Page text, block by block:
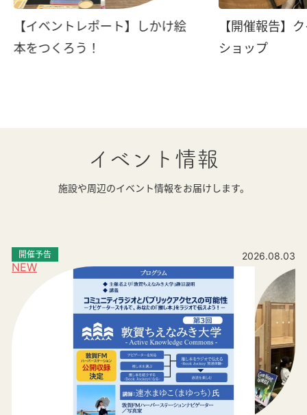
【イベントレポート】しかけ絵
本をつくろう！
【開催報告】
ショップ
イベント情報
施設や周辺のイベント情報をお届けします。
NEW
開催予告 2026.08.03